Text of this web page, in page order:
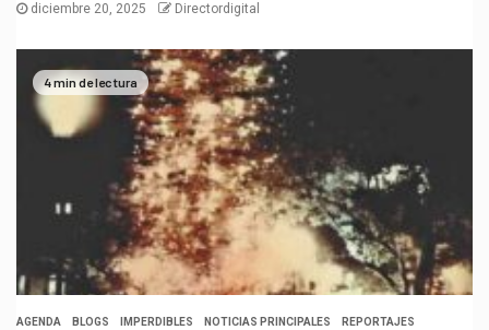
diciembre 20, 2025 Directordigital
4 min de lectura
AGENDA BLOGS IMPERDIBLES NOTICIAS PRINCIPALES REPORTAJES